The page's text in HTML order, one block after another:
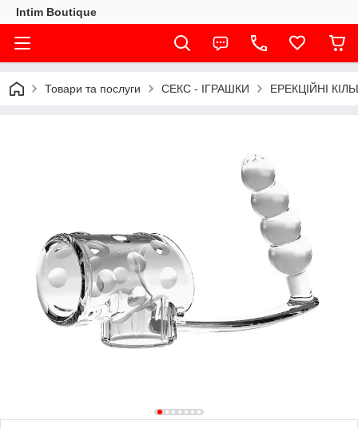
Intim Boutique
Товари та послуги СЕКС - ІГРАШКИ ЕРЕКЦІЙНІ